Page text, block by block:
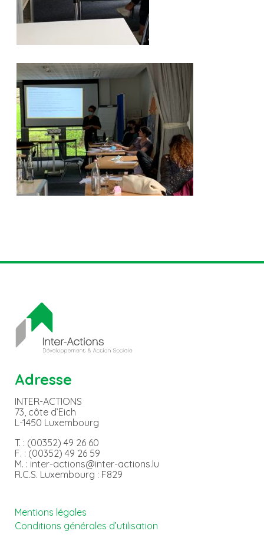
Adresse
INTER-ACTIONS
73, côte d’Eich
L-1450 Luxembourg
T. : (00352) 49 26 60
F. : (00352) 49 26 59
M. : inter-actions@inter-actions.lu
R.C.S. Luxembourg : F829
Mentions légales
Conditions générales d’utilisation